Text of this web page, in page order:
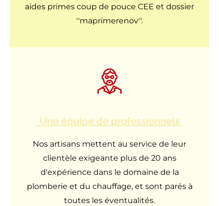
aides primes coup de pouce CEE et dossier
''maprimerenov''.
Une équipe de professionnels
Nos artisans mettent au service de leur
clientèle exigeante plus de 20 ans
d'expérience dans le domaine de la
plomberie et du chauffage, et sont parés à
toutes les éventualités.